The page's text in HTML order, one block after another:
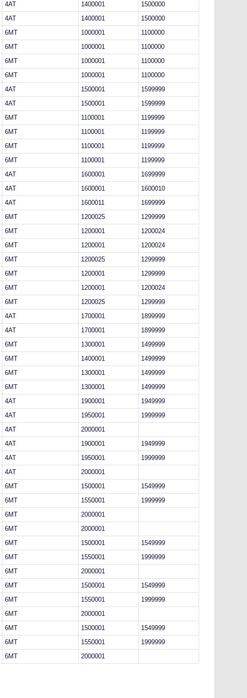
4AT 1400001
1500000
4AT 1400001
1500000
6MT 1000001
1100000
6MT 1000001
1100000
6MT 1000001
1100000
6MT 1000001
1100000
4AT 1500001
1599999
4AT 1500001
1599999
6MT 1100001
1199999
6MT 1100001
1199999
6MT 1100001
1199999
6MT 1100001
1199999
4AT 1600001
1699999
4AT 1600001
1600010
4AT 1600011
1699999
6MT 1200025
1299999
6MT 1200001
1200024
6MT 1200001
1200024
6MT 1200025
1299999
6MT 1200001
1299999
6MT 1200001
1200024
6MT 1200025
1299999
4AT 1700001
1899999
4AT 1700001
1899999
6MT 1300001
1499999
6MT 1400001
1499999
6MT 1300001
1499999
6MT 1300001
1499999
4AT 1900001
1949999
4AT 1950001
1999999
4AT
2000001
4AT 1900001
1949999
4AT 1950001
1999999
4AT
2000001
6MT 1500001
1549999
6MT 1550001
1999999
6MT
2000001
6MT
2000001
6MT 1500001
1549999
6MT 1550001
1999999
6MT
2000001
6MT 1500001
1549999
6MT 1550001
1999999
6MT
2000001
6MT 1500001
1549999
6MT 1550001
1999999
6MT 2000001